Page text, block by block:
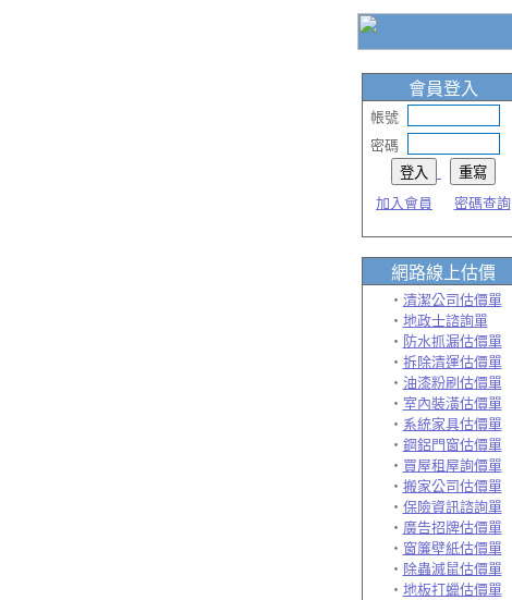
會員登入
帳號
密碼
加入會員 密碼查詢
網路線上估價
‧ 清潔公司估價單
‧ 地政士諮詢單
‧ 防水抓漏估價單
‧ 拆除清運估價單
‧ 油漆粉刷估價單
‧ 室內裝潢估價單
‧ 系統家具估價單
‧ 鋼鋁門窗估價單
‧ 買屋租屋詢價單
‧ 搬家公司估價單
‧ 保險資訊諮詢單
‧ 廣告招牌估價單
‧ 窗簾壁紙估價單
‧ 除蟲滅鼠估價單
‧ 地板打蠟估價單